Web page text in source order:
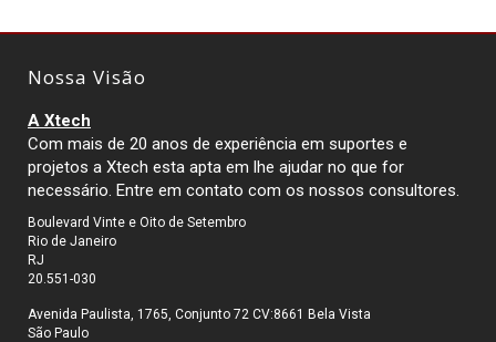
Nossa Visão
A Xtech
Com mais de 20 anos de experiência em suportes e
projetos a Xtech esta apta em lhe ajudar no que for
necessário. Entre em contato com os nossos consultores.
Boulevard Vinte e Oito de Setembro
Rio de Janeiro
RJ
20.551-030
Avenida Paulista, 1765, Conjunto 72 CV:8661 Bela Vista
São Paulo